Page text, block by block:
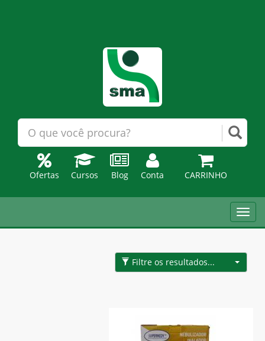
Ofertas Cursos Blog Conta CARRINHO
Filtre os resultados...